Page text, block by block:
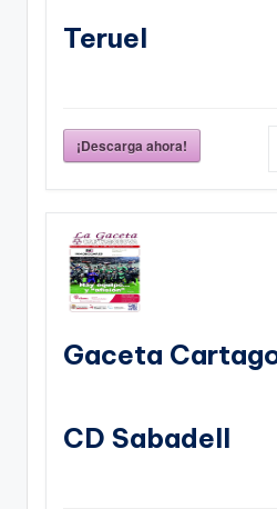
Teruel
¡Descarga ahora!
Gaceta
CD Sabadell